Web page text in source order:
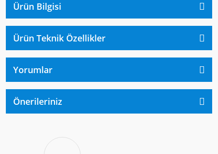
Ürün Bilgisi
Ürün Teknik Özellikler
Yorumlar
Önerileriniz